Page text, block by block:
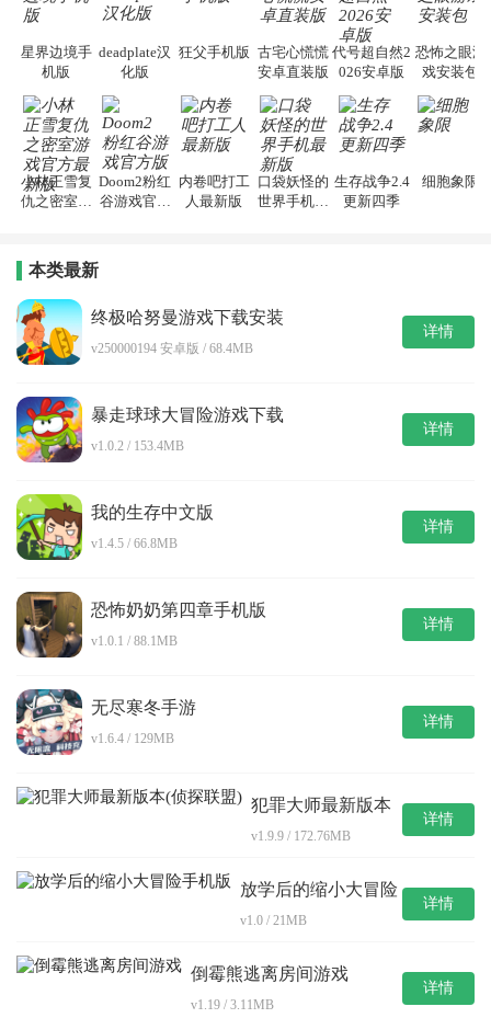
星界边境手
机版
deadplate汉
化版
狂父手机版 古宅心慌慌
安卓直装版
代号超自然2
026安卓版
恐怖之眼游
戏安装包
小林正雪复
仇之密室游
Doom2粉红
谷游戏官方
内卷吧打工
人最新版
口袋妖怪的
世界手机最
生存战争2.4
更新四季
细胞象限
本类最新
终极哈努曼游戏下载安装
v250000194 安卓版 / 68.4MB
详情
暴走球球大冒险游戏下载
v1.0.2 / 153.4MB
详情
我的生存中文版
v1.4.5 / 66.8MB
详情
恐怖奶奶第四章手机版
v1.0.1 / 88.1MB
详情
无尽寒冬手游
v1.6.4 / 129MB
详情
犯罪大师最新版本
v1.9.9 / 172.76MB
详情
放学后的缩小大冒险
v1.0 / 21MB
详情
倒霉熊逃离房间游戏
v1.19 / 3.11MB
详情